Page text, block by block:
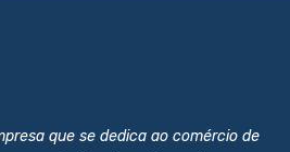
que se dedica ao comércio de